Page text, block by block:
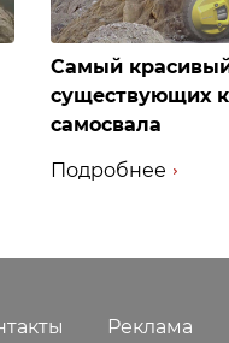
Самый
существующих
самосвала
Подробнее
Реклама